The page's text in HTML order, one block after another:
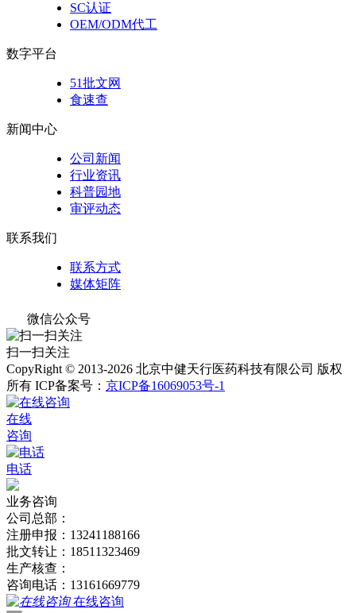
SC认证
OEM/ODM代工
数字平台
51批文网
食速查
新闻中心
公司新闻
行业资讯
科普园地
审评动态
联系我们
联系方式
媒体矩阵
微信公众号
扫一扫关注
CopyRight © 2013-2026 北京中健天行医药科技有限公司 版权
所有 ICP备案号： 京ICP备16069053号-1
在线
咨询
电话
业务咨询
公司总部：
注册申报：13241188166
批文转让：18511323469
生产核查：
咨询电话：13161669779
在线咨询